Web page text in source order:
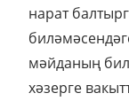
нарат
мәйданың
хәзерге